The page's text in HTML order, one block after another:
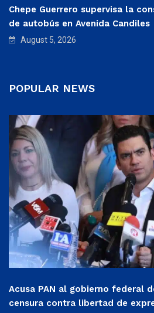
Chepe Guerrero supervisa la
de autobús en Avenida Candiles
August 5, 2026
POPULAR NEWS
Acusa PAN al gobierno federal
censura contra libertad de